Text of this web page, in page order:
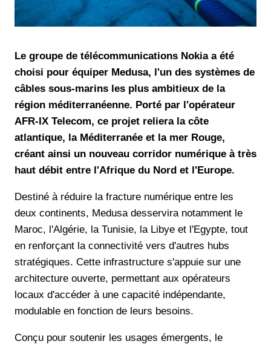
Le groupe de télécommunications Nokia a été
choisi pour équiper Medusa, l'un des systèmes de
câbles sous-marins les plus ambitieux de la
région méditerranéenne. Porté par l'opérateur
AFR-IX Telecom, ce projet reliera la côte
atlantique, la Méditerranée et la mer Rouge,
créant ainsi un nouveau corridor numérique à très
haut débit entre l'Afrique du Nord et l'Europe.
Destiné à réduire la fracture numérique entre les
deux continents, Medusa desservira notamment le
Maroc, l'Algérie, la Tunisie, la Libye et l'Egypte, tout
en renforçant la connectivité vers d'autres hubs
stratégiques. Cette infrastructure s'appuie sur une
architecture ouverte, permettant aux opérateurs
locaux d'accéder à une capacité indépendante,
modulable en fonction de leurs besoins.
Conçu pour soutenir les usages émergents, le